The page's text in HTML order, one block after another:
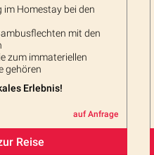
im Homestay bei den
mit den
zum immateriellen
gehören
Erlebnis!
auf Anfrage
Reise